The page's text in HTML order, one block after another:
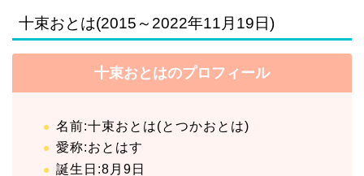
十束おとは(2015～2022年11月19日)
十束おとはのプロフィール
名前:十束おとは(とつかおとは)
愛称:おとはす
誕生日:8月9日